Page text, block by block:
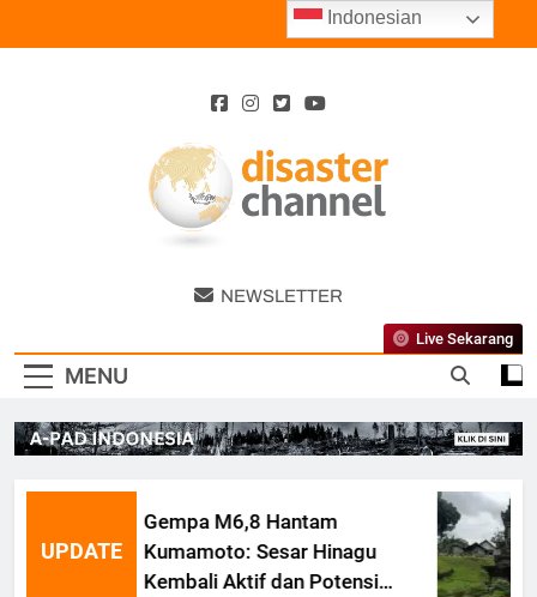
Disaster
Channel
NEWSLETTER
MENU
Live Sekarang
UPDATE
Gempa M6,8 Hantam
Kumamoto: Sesar Hinagu
Kembali Aktif dan Potensi
Indonesian